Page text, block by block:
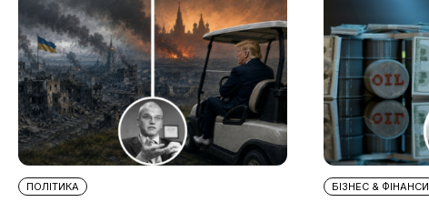
ПОЛІТИКА БІЗНЕС & ФІНАНСИ